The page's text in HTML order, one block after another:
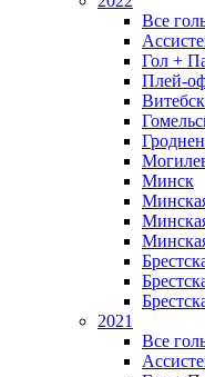
Все
Гол +
Плей-
Минск
2021
Все